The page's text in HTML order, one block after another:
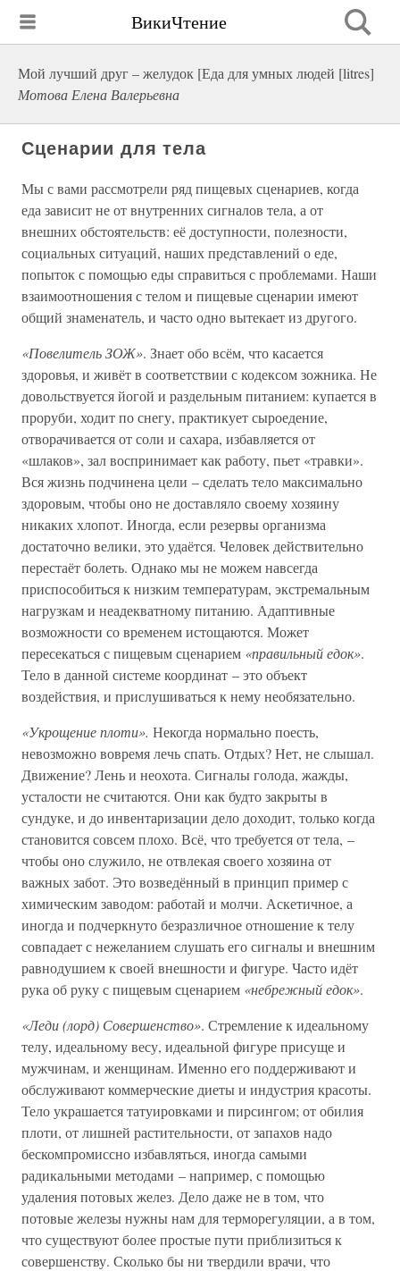
ВикиЧтение
Мой лучший друг – желудок [Еда для умных людей [litres]
Мотова Елена Валерьевна
Сценарии для тела
Мы с вами рассмотрели ряд пищевых сценариев, когда
еда зависит не от внутренних сигналов тела, а от
внешних обстоятельств: её доступности, полезности,
социальных ситуаций, наших представлений о еде,
попыток с помощью еды справиться с проблемами. Наши
взаимоотношения с телом и пищевые сценарии имеют
общий знаменатель, и часто одно вытекает из другого.
«Повелитель ЗОЖ». Знает обо всём, что касается
здоровья, и живёт в соответствии с кодексом зожника. Не
довольствуется йогой и раздельным питанием: купается в
проруби, ходит по снегу, практикует сыроедение,
отворачивается от соли и сахара, избавляется от
«шлаков», зал воспринимает как работу, пьет «травки».
Вся жизнь подчинена цели – сделать тело максимально
здоровым, чтобы оно не доставляло своему хозяину
никаких хлопот. Иногда, если резервы организма
достаточно велики, это удаётся. Человек действительно
перестаёт болеть. Однако мы не можем навсегда
приспособиться к низким температурам, экстремальным
нагрузкам и неадекватному питанию. Адаптивные
возможности со временем истощаются. Может
пересекаться с пищевым сценарием «правильный едок».
Тело в данной системе координат – это объект
воздействия, и прислушиваться к нему необязательно.
«Укрощение плоти». Некогда нормально поесть,
невозможно вовремя лечь спать. Отдых? Нет, не слышал.
Движение? Лень и неохота. Сигналы голода, жажды,
усталости не считаются. Они как будто закрыты в
сундуке, и до инвентаризации дело доходит, только когда
становится совсем плохо. Всё, что требуется от тела, –
чтобы оно служило, не отвлекая своего хозяина от
важных забот. Это возведённый в принцип пример с
химическим заводом: работай и молчи. Аскетичное, а
иногда и подчеркнуто безразличное отношение к телу
совпадает с нежеланием слушать его сигналы и внешним
равнодушием к своей внешности и фигуре. Часто идёт
рука об руку с пищевым сценарием «небрежный едок».
«Леди (лорд) Совершенство». Стремление к идеальному
телу, идеальному весу, идеальной фигуре присуще и
мужчинам, и женщинам. Именно его поддерживают и
обслуживают коммерческие диеты и индустрия красоты.
Тело украшается татуировками и пирсингом; от обилия
плоти, от лишней растительности, от запахов надо
бескомпромиссно избавляться, иногда самыми
радикальными методами – например, с помощью
удаления потовых желез. Дело даже не в том, что
потовые железы нужны нам для терморегуляции, а в том,
что существуют более простые пути приблизиться к
совершенству. Сколько бы ни твердили врачи, что